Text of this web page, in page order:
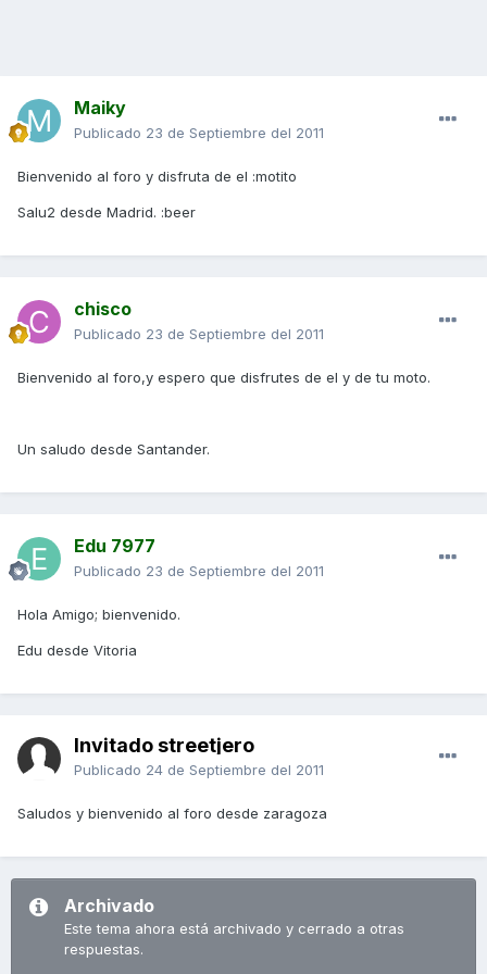
Maiky
Publicado 23 de Septiembre del 2011
Bienvenido al foro y disfruta de el :motito
Salu2 desde Madrid. :beer
chisco
Publicado 23 de Septiembre del 2011
Bienvenido al foro,y espero que disfrutes de el y de tu moto.
Un saludo desde Santander.
Edu 7977
Publicado 23 de Septiembre del 2011
Hola Amigo; bienvenido.
Edu desde Vitoria
Invitado streetjero
Publicado 24 de Septiembre del 2011
Saludos y bienvenido al foro desde zaragoza
Archivado
Este tema ahora está archivado y cerrado a otras
respuestas.